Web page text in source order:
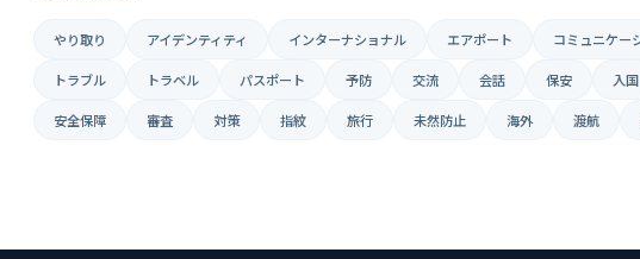
やり取り アイデンティティ インターナショナル エアポート コミュニケー
トラブル トラベル パスポート 予防 交流 会話 保安 入国
安全保障 審査 対策 指紋 旅行 未然防止 海外 渡航